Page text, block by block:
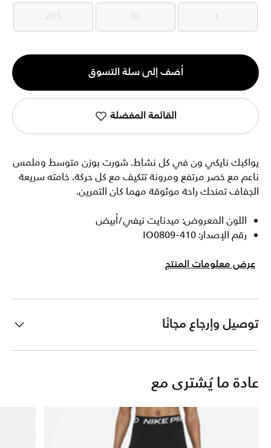
L
L
XL
XL
2XS
2XS
الكمية
1
أضف إلى سلة التسوق
القائمة المفضلة
يواكبك نايكي ون في كل نشاط. شورت بوزن متوسط وملمس
ناعم مع خصر مرتفع ومرونة تتكيف مع كل حركة. خامته سريعة
الجفاف تمنحك راحة موثوقة مهما كان التمرين.
اللون المعروض: ميدنايت نيفي/أبيض
رقم الإصدار: IO0809-410
عرض معلومات المنتج
توصيل وإرجاع مجانًا
عادة ما يُشترى مع